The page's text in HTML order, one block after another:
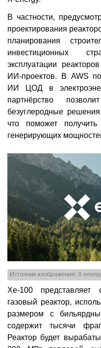
В частности,
проектирования
планирования
инвестиционных
эксплуатации
ИИ-проектов. В AWS
ИИ ЦОД в
партнёрство
безуглеродные
что поможет
генерирующих
Источник изображения: X-
Xe-100 представляет
газовый реактор,
размером с
содержит тысячи
Реактор будет